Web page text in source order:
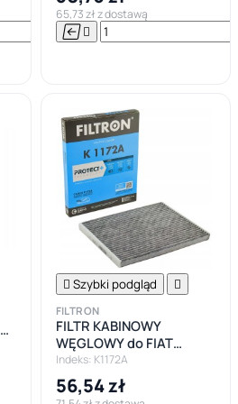


65,73 zł z dostawą
 
 Szybki podgląd 
FILTRON
FILTR KABINOWY
WĘGLOWY do FIAT
PUNTO DOBLO OPEL
CORSA D E BIPPER
Indeks: K1172A
56,54 zł